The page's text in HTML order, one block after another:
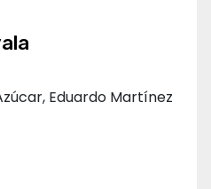
Eduardo Martínez